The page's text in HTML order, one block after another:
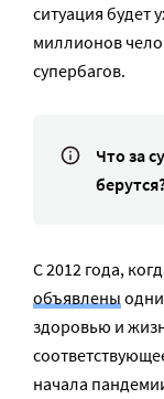
ситуация будет
миллионов
супербагов.
Что за
С 2012 года,
объявлены
здоровью и
начала